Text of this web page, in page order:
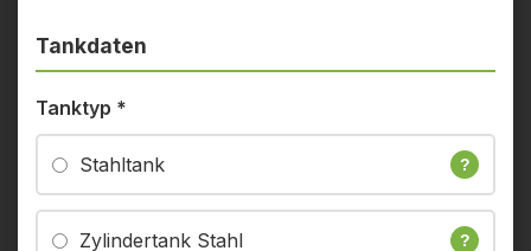
Tankdaten
Tanktyp *
Stahltank ?
Zylindertank Stahl ?